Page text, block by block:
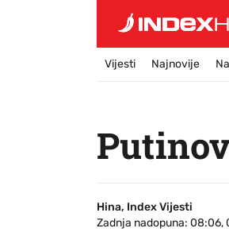
Vijesti Najnovije
Hina, Index Vijesti
Zadnja nadopuna: 08:06,